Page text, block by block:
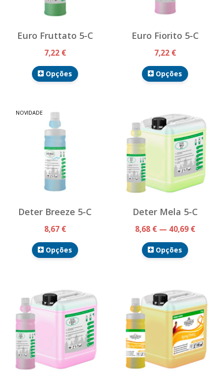
Euro Fruttato 5-C
7,22 €
Opções
Euro Fiorito 5-C
7,22 €
Opções
NOVIDADE
Deter Breeze 5-C
8,67 €
Opções
Deter Mela 5-C
8,68 € — 40,69 €
Opções